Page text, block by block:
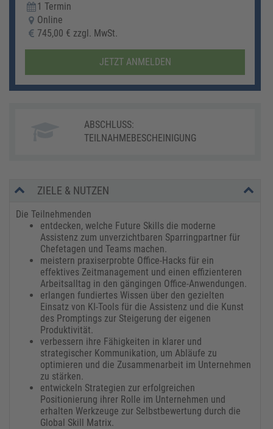
1 Termin
Online
745,00 € zzgl. MwSt.
JETZT ANMELDEN
ABSCHLUSS:
TEILNAHMEBESCHEINIGUNG
ZIELE & NUTZEN
Die Teilnehmenden
entdecken, welche Future Skills die moderne
Assistenz zum unverzichtbaren Sparringpartner für
Chefetagen und Teams machen.
meistern praxiserprobte Office-Hacks für ein
effektives Zeitmanagement und einen effizienteren
Arbeitsalltag in den gängingen Office-Anwendungen.
erlangen fundiertes Wissen über den gezielten
Einsatz von KI-Tools für die Assistenz und die Kunst
des Promptings zur Steigerung der eigenen
Produktivität.
verbessern ihre Fähigkeiten in klarer und
strategischer Kommunikation, um Abläufe zu
optimieren und die Zusammenarbeit im Unternehmen
zu stärken.
entwickeln Strategien zur erfolgreichen
Positionierung ihrer Rolle im Unternehmen und
erhalten Werkzeuge zur Selbstbewertung durch die
Global Skill Matrix.